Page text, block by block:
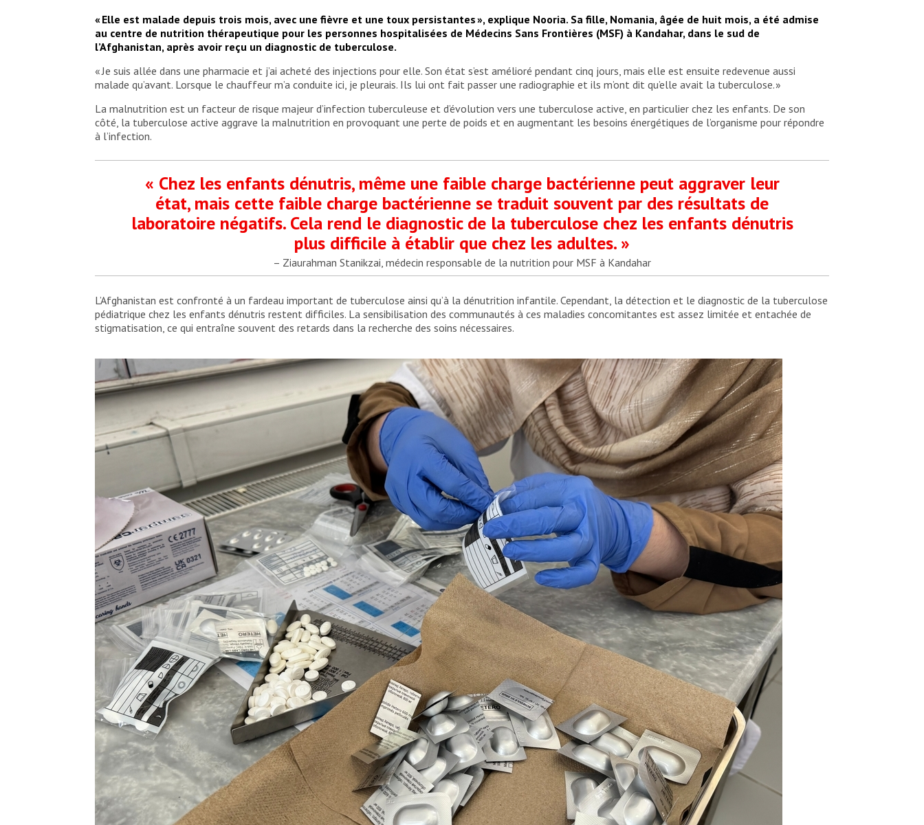
« Elle est malade depuis trois mois, avec une fièvre et une toux persistantes », explique Nooria. Sa fille, Nomania, âgée de huit mois, a été admise
au centre de nutrition thérapeutique pour les personnes hospitalisées de Médecins Sans Frontières (MSF) à Kandahar, dans le sud de
l’Afghanistan, après avoir reçu un diagnostic de tuberculose.
« Je suis allée dans une pharmacie et j’ai acheté des injections pour elle. Son état s’est amélioré pendant cinq jours, mais elle est ensuite redevenue aussi
malade qu’avant. Lorsque le chauffeur m’a conduite ici, je pleurais. Ils lui ont fait passer une radiographie et ils m’ont dit qu’elle avait la tuberculose. »
La malnutrition est un facteur de risque majeur d’infection tuberculeuse et d’évolution vers une tuberculose active, en particulier chez les enfants. De son
côté, la tuberculose active aggrave la malnutrition en provoquant une perte de poids et en augmentant les besoins énergétiques de l’organisme pour répondre
à l’infection.
« Chez les enfants dénutris, même une faible charge bactérienne peut aggraver leur
état, mais cette faible charge bactérienne se traduit souvent par des résultats de
laboratoire négatifs. Cela rend le diagnostic de la tuberculose chez les enfants dénutris
plus difficile à établir que chez les adultes. »
– Ziaurahman Stanikzai, médecin responsable de la nutrition pour MSF à Kandahar
L’Afghanistan est confronté à un fardeau important de tuberculose ainsi qu’à la dénutrition infantile. Cependant, la détection et le diagnostic de la tuberculose
pédiatrique chez les enfants dénutris restent difficiles. La sensibilisation des communautés à ces maladies concomitantes est assez limitée et entachée de
stigmatisation, ce qui entraîne souvent des retards dans la recherche des soins nécessaires.